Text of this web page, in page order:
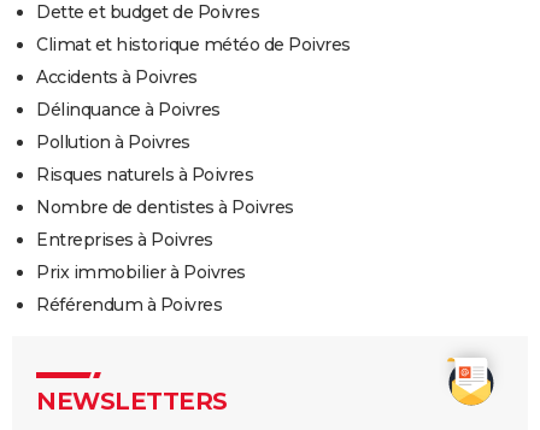
Dette et budget de Poivres
Climat et historique météo de Poivres
Accidents à Poivres
Délinquance à Poivres
Pollution à Poivres
Risques naturels à Poivres
Nombre de dentistes à Poivres
Entreprises à Poivres
Prix immobilier à Poivres
Référendum à Poivres
NEWSLETTERS